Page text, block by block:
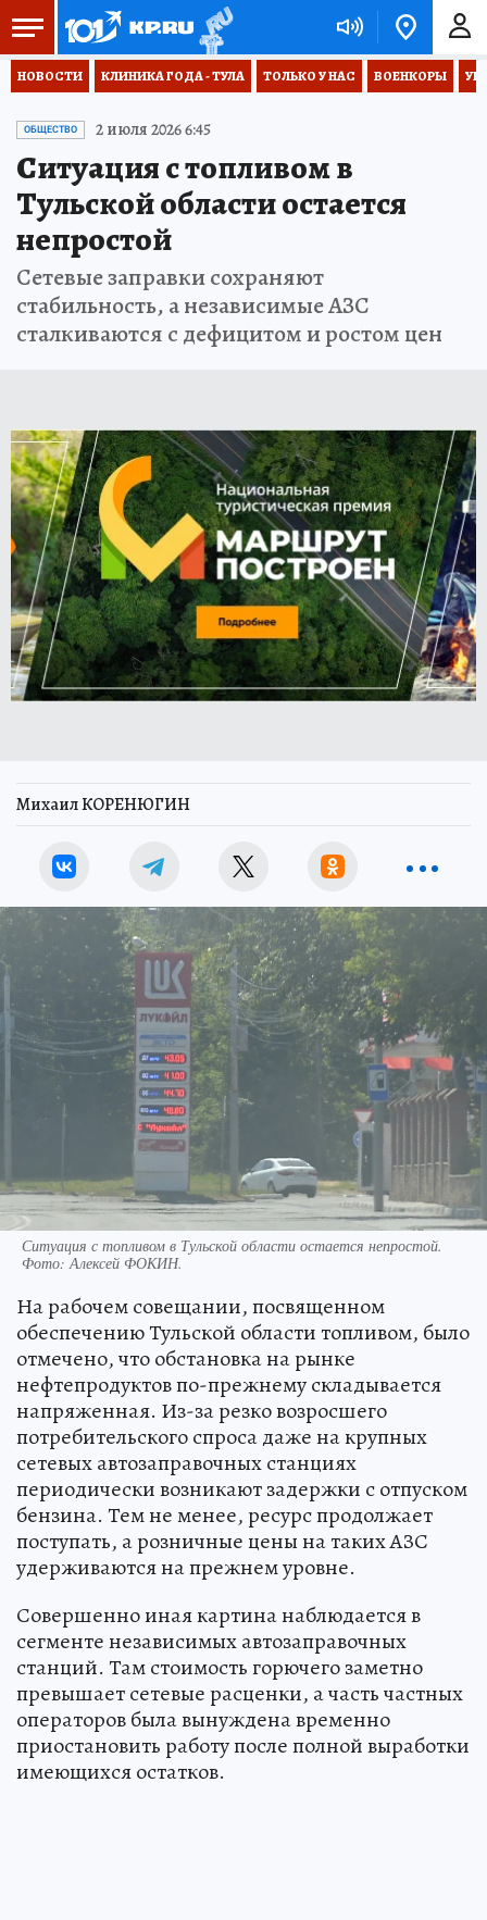
НОВОСТИ КЛИНИКА ГОДА - ТУЛА ТОЛЬКО У НАС ВОЕНКОРЫ
ОБЩЕСТВО 2 июля 2026 6:45
Ситуация с топливом в
Тульской области остается
непростой
Сетевые заправки сохраняют
стабильность, а независимые АЗС
сталкиваются с дефицитом и ростом цен
Михаил КОРЕНЮГИН
Ситуация с топливом в Тульской области остается непростой.
Фото: Алексей ФОКИН.
На рабочем совещании, посвященном
обеспечению Тульской области топливом, было
отмечено, что обстановка на рынке
нефтепродуктов по-прежнему складывается
напряженная. Из-за резко возросшего
потребительского спроса даже на крупных
сетевых автозаправочных станциях
периодически возникают задержки с отпуском
бензина. Тем не менее, ресурс продолжает
поступать, а розничные цены на таких АЗС
удерживаются на прежнем уровне.
Совершенно иная картина наблюдается в
сегменте независимых автозаправочных
станций. Там стоимость горючего заметно
превышает сетевые расценки, а часть частных
операторов была вынуждена временно
приостановить работу после полной выработки
имеющихся остатков.